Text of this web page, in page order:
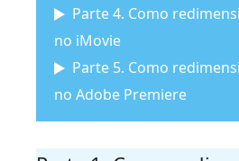
Parte 4. Como
no iMovie
Parte 5. Como
no Adobe Premiere